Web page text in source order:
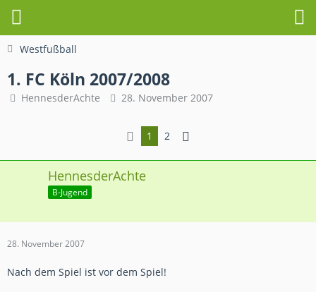
Westfußball
1. FC Köln 2007/2008
HennesderAchte 28. November 2007
1 2
HennesderAchte
B-Jugend
28. November 2007
Nach dem Spiel ist vor dem Spiel!